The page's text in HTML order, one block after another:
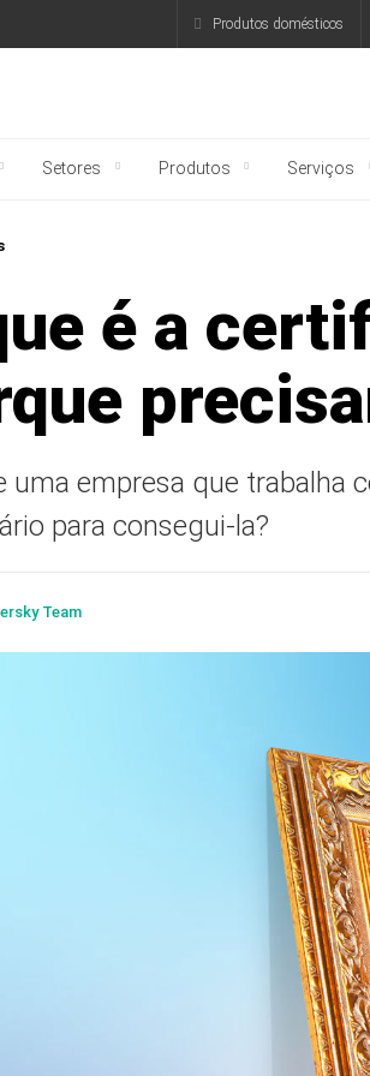
Produtos domésticos
Setores Produtos Serviços
é a
uma empresa que trabalha
para consegui-la?
Team